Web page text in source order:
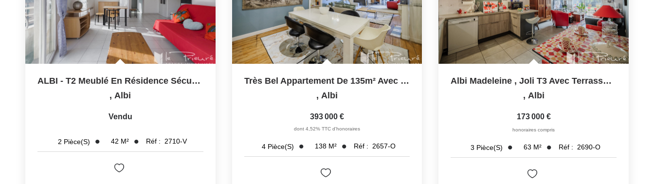
ALBI - T2 Meublé En Résidence Sécurisée Avec Balcon Et...
,Albi
Vendu
2 Pièce(s) 42 M² Réf : 2710-V
Très Bel Appartement De 135m² Avec Terrasse, Charme Et...
, Albi
393 000 €
dont 4,52% TTC d'honoraires
4 Pièce(s) 138 M² Réf : 2657-O
Albi Madeleine , Joli T3 Avec Terrasse, Jardinet Et...
, Albi
173 000 €
honoraires compris
3 Pièce(s) 63 M² Réf : 2690-O